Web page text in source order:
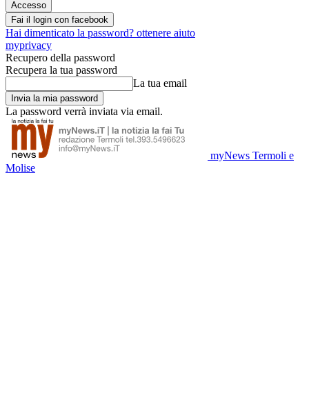
Fai il login con facebook
Hai dimenticato la password? ottenere aiuto
myprivacy
Recupero della password
Recupera la tua password
La tua email
La password verrà inviata via email.
myNews Termoli e
Molise